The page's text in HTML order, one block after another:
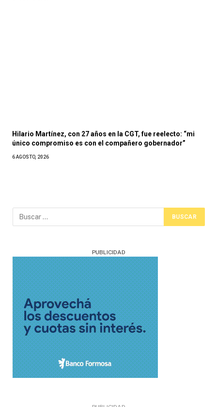
Hilario Martínez, con 27 años en la CGT, fue reelecto: “mi
único compromiso es con el compañero gobernador”
6 AGOSTO, 2026
PUBLICIDAD